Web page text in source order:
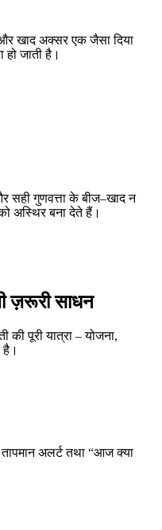
खाद अक्सर एक जैसा दिया
जाती है।
सही गुणवत्ता के बीज–खाद न
अस्थिर बना देते हैं।
ज़रूरी साधन
पूरी यात्रा – योजना,
है।
तापमान अलर्ट तथा “आज क्या